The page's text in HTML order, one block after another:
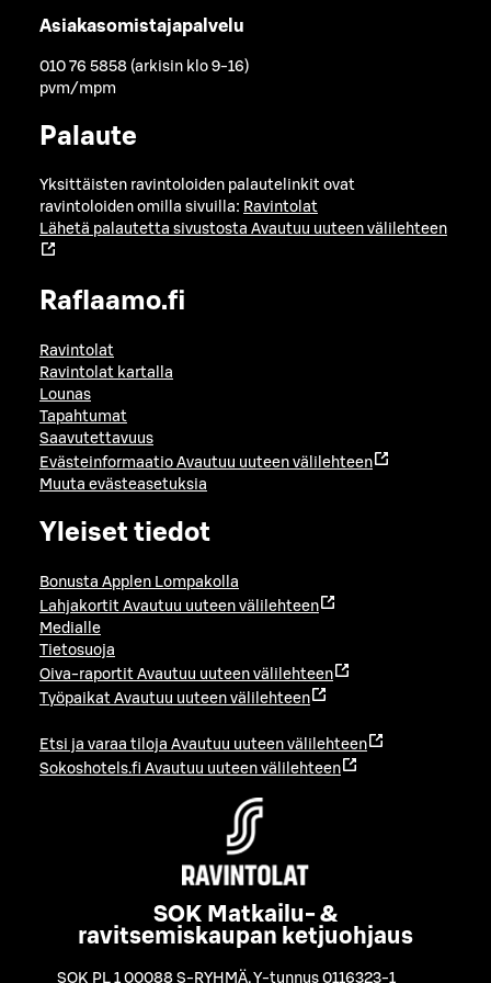
Asiakasomistajapalvelu
010 76 5858 (arkisin klo 9-16)
pvm/mpm
Palaute
Yksittäisten ravintoloiden palautelinkit ovat
ravintoloiden omilla sivuilla: Ravintolat
Lähetä palautetta sivustosta Avautuu uuteen välilehteen
Raflaamo.fi
Ravintolat
Ravintolat kartalla
Lounas
Tapahtumat
Saavutettavuus
Evästeinformaatio Avautuu uuteen välilehteen
Muuta evästeasetuksia
Yleiset tiedot
Bonusta Applen Lompakolla
Lahjakortit Avautuu uuteen välilehteen
Medialle
Tietosuoja
Oiva-raportit Avautuu uuteen välilehteen
Työpaikat Avautuu uuteen välilehteen
Etsi ja varaa tiloja Avautuu uuteen välilehteen
Sokoshotels.fi Avautuu uuteen välilehteen
SOK Matkailu- &
ravitsemiskaupan ketjuohjaus
SOK PL 1 00088 S-RYHMÄ,Y-tunnus 0116323-1